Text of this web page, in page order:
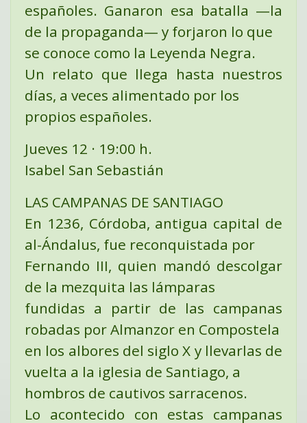
españoles. Ganaron esa batalla —la
de la propaganda— y forjaron lo que
se conoce como la Leyenda Negra.
Un relato que llega hasta nuestros
días, a veces alimentado por los
propios españoles.
Jueves 12 · 19:00 h.
Isabel San Sebastián
LAS CAMPANAS DE SANTIAGO
En 1236, Córdoba, antigua capital de
al-Ándalus, fue reconquistada por
Fernando III, quien mandó descolgar
de la mezquita las lámparas
fundidas a partir de las campanas
robadas por Almanzor en Compostela
en los albores del siglo X y llevarlas de
vuelta a la iglesia de Santiago, a
hombros de cautivos sarracenos.
Lo acontecido con estas campanas